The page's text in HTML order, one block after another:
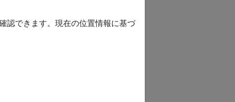
認できます。現在の位置情報に基づ